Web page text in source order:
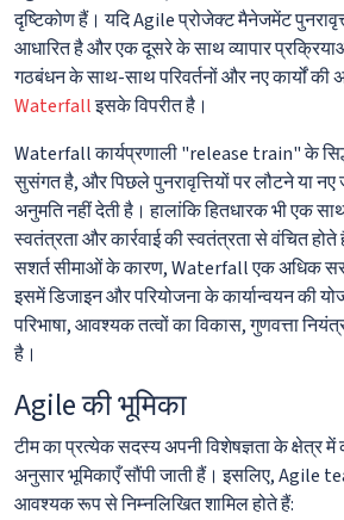
दृष्टिकोण हैं। यदि Agile प्रोजेक्ट मैनेजमेंट
आधारित है और एक दूसरे के साथ व्यापार
गठबंधन के साथ-साथ परिवर्तनों और नए कार्यों की
Waterfallइसके विपरीत है।
Waterfall कार्यप्रणाली "release train" के
सुसंगत है, और पिछले पुनरावृत्तियों पर लौटने या
अनुमति नहीं देती है। हालांकि हितधारक भी एक
स्वतंत्रता और कार्रवाई की स्वतंत्रता से वंचित
सशर्त सीमाओं के कारण, Waterfall एक अधिक सरल
इसमें डिजाइन और परियोजना के कार्यान्वयन की
परिभाषा, आवश्यक तत्वों का विकास, गुणवत्ता
है।
Agile की भूमिका
टीम का प्रत्येक सदस्य अपनी विशेषज्ञता के क्षेत्र
अनुसार भूमिकाएँ सौंपी जाती हैं। इसलिए, Agile
आवश्यक रूप से निम्नलिखित शामिल होते हैं: